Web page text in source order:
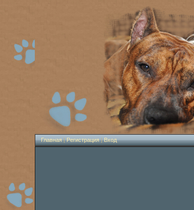
Главная|Регистрация|Вход